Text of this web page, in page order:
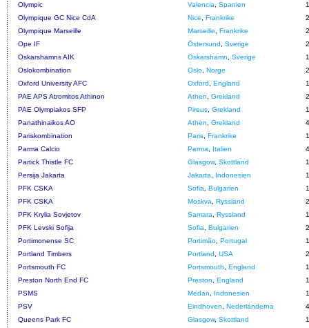
Olympic
Valencia Spanien
1
Olympique GC Nice CdA
Nice Frankrike
2
Olympique Marseille
Marseille Frankrike
2
Ope IF
Östersund Sverige
2
Oskarshamns AIK
Oskarshamn Sverige
1
Oslokombination
Oslo Norge
2
Oxford University AFC
Oxford England
1
PAE APS Atromitos Athinon
Athen Grekland
2
PAE Olympiakos SFP
Pireus Grekland
1
Panathinaikos AO
Athen Grekland
4
Pariskombination
Paris Frankrike
1
Parma Calcio
Parma Italien
4
Partick Thistle FC
Glasgow, Skottland
1
Persija Jakarta
Jakarta Indonesien
1
PFK CSKA
Sofia Bulgarien
1
PFK CSKA
Moskva Ryssland
2
PFK Krylia Sovjetov
Samara Ryssland
1
PFK Levski Sofija
Sofia Bulgarien
2
Portimonense SC
Portimão Portugal
1
Portland Timbers
Portland USA
2
Portsmouth FC
Portsmouth England
1
Preston North End FC
Preston England
1
PSMS
Medan Indonesien
1
PSV
Eindhoven Nederländerna
4
Queens Park FC
Glasgow, Skottland
1